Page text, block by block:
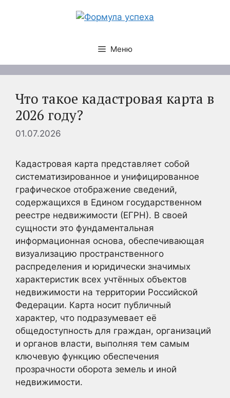
Меню
Что такое кадастровая карта в
2026 году?
01.07.2026
Кадастровая карта представляет собой
систематизированное и унифицированное
графическое отображение сведений,
содержащихся в Едином государственном
реестре недвижимости (ЕГРН). В своей
сущности это фундаментальная
информационная основа, обеспечивающая
визуализацию пространственного
распределения и юридически значимых
характеристик всех учтённых объектов
недвижимости на территории Российской
Федерации. Карта носит публичный
характер, что подразумевает её
общедоступность для граждан, организаций
и органов власти, выполняя тем самым
ключевую функцию обеспечения
прозрачности оборота земель и иной
недвижимости.